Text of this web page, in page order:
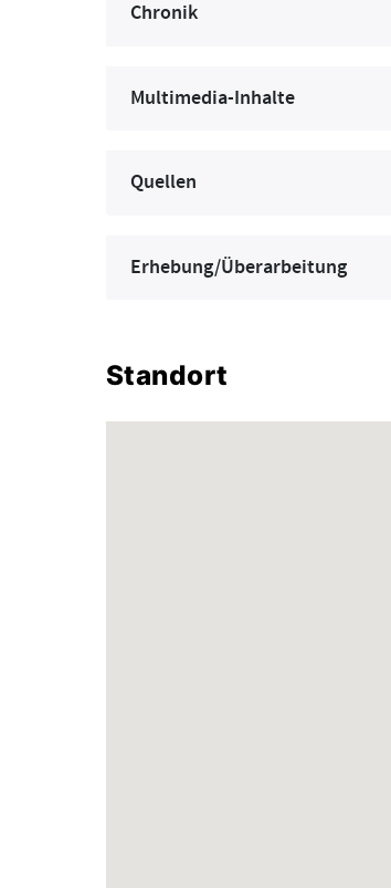
Chronik
Multimedia-Inhalte
Quellen
Erhebung/Überarbeitung
Standort